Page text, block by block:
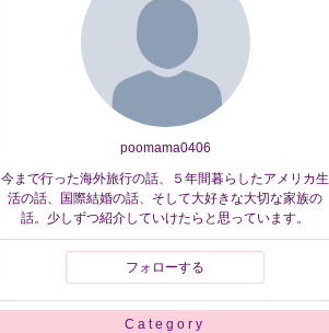
poomama0406
今まで行った海外旅行の話、５年間暮らしたアメリカ生
活の話、国際結婚の話、そして大好きな大切な家族の
話。少しずつ紹介していけたらと思っています。
フォローする
Category